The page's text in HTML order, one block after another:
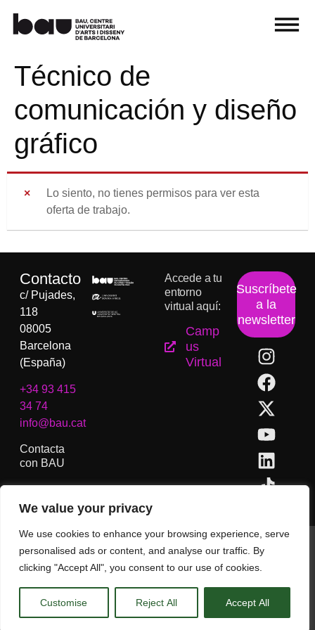
We value your privacy
We use cookies to enhance your browsing experience, serve
personalised ads or content, and analyse our traffic. By
clicking "Accept All", you consent to our use of cookies.
Customise Reject All Accept All
Técnico de
comunicación y diseño
gráfico
Lo siento, no tienes permisos para ver esta
oferta de trabajo.
Contacto
c/ Pujades,
118
08005
Barcelona
(España)
+34 93 415
34 74
info@bau.cat
Contacta
con BAU
Accede a tu
entorno
virtual aquí:
Camp
us
Virtual
Suscríbete
a la
newsletter
BAU, Centro Universitario de Artes y Diseño de Barcelona.
Copyright © Todos los derechos reservados.
Aviso Legal
ES EN